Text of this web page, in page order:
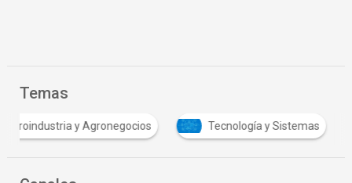
Temas
Agroindustria y Agronegocios Tecnología y